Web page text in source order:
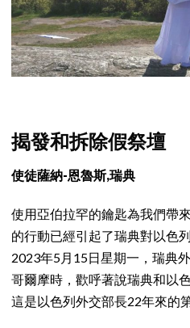
揭發和拆除假祭壇
使徒薩納-恩魯斯,瑞典
使用亞伯拉罕的鑰匙為我們帶
的行動已經引起了瑞典對以色
2023年5月15日星期一，瑞典
哥爾摩時，歡呼著說瑞典和以
這是以色列外交部長22年來的